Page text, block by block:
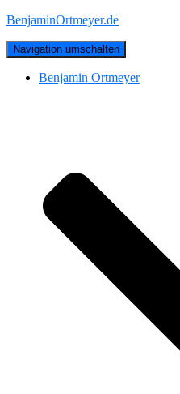
BenjaminOrtmeyer.de
Navigation umschalten
Benjamin Ortmeyer